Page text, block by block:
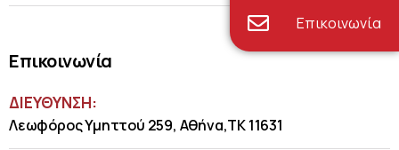
Επικοινωνία
ΔΙΕΥΘΥΝΣΗ:
Λεωφόρος Υμηττού 259, Αθήνα,ΤΚ 11631
Επικοινωνία